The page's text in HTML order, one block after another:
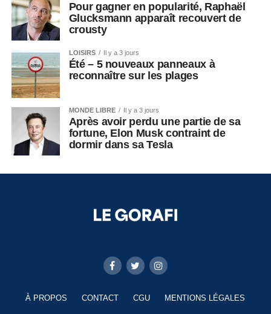
Pour gagner en popularité, Raphaël
Glucksmann apparaît recouvert de
crousty
LOISIRS Il y a 3 jours
Été – 5 nouveaux panneaux à
reconnaître sur les plages
MONDE LIBRE Il y a 3 jours
Après avoir perdu une partie de sa
fortune, Elon Musk contraint de
dormir dans sa Tesla
À PROPOS CONTACT CGU MENTIONS LÉGALES